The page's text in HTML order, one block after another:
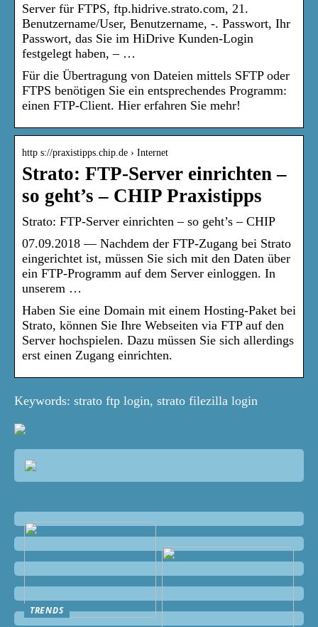
Server für FTPS, ftp.hidrive.strato.com, 21.
Benutzername/User, Benutzername, -. Passwort, Ihr
Passwort, das Sie im HiDrive Kunden-Login
festgelegt haben, – …
Für die Übertragung von Dateien mittels SFTP oder
FTPS benötigen Sie ein entsprechendes Programm:
einen FTP-Client. Hier erfahren Sie mehr!
http s://praxistipps.chip.de › Internet
Strato: FTP-Server einrichten –
so geht’s – CHIP Praxistipps
Strato: FTP-Server einrichten – so geht’s – CHIP
07.09.2018 — Nachdem der FTP-Zugang bei Strato
eingerichtet ist, müssen Sie sich mit den Daten über
ein FTP-Programm auf dem Server einloggen. In
unserem …
Haben Sie eine Domain mit einem Hosting-Paket bei
Strato, können Sie Ihre Webseiten via FTP auf den
Server hochspielen. Dazu müssen Sie sich allerdings
erst einen Zugang einrichten.
Keywords: strato ftp login, strato filezilla login
TRENDS